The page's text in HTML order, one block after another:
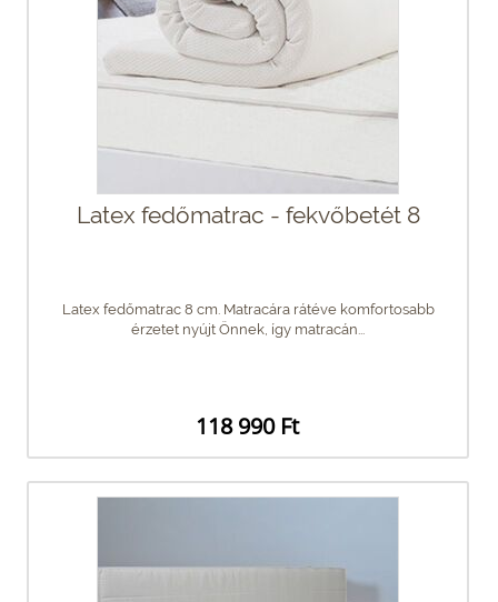
Latex fedőmatrac - fekvőbetét 8
Latex fedőmatrac 8 cm. Matracára rátéve komfortosabb
érzetet nyújt Önnek, így matracán...
118 990 Ft